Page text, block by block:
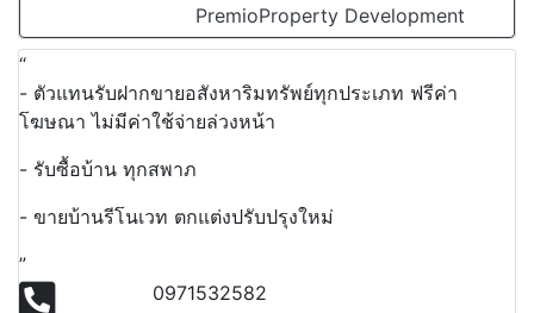
PremioProperty Development
“
- ตัวแทนรับฝากขายอสังหาริมทรัพย์ทุกประเภท ฟรีค่า
โฆษณา ไม่มีค่าใช้จ่ายล่วงหน้า
- รับซื้อบ้าน ทุกสพาภ
- ขายบ้านรีโนเวท ตกแต่งปรับปรุงใหม่
”
0971532582